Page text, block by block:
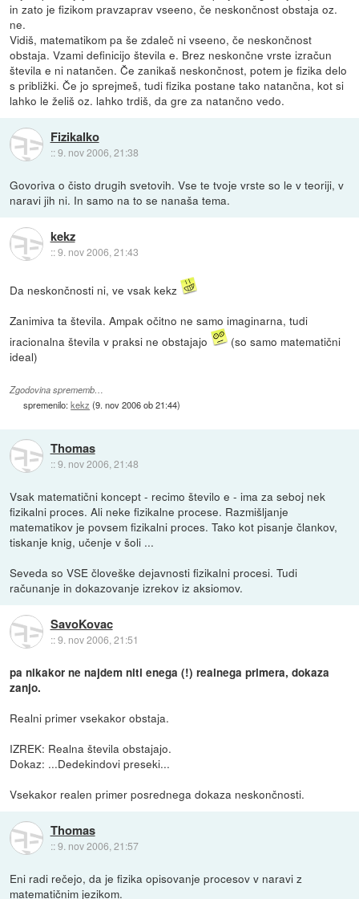
in zato je fizikom pravzaprav vseeno, če neskončnost obstaja oz.
ne.
Vidiš, matematikom pa še zdaleč ni vseeno, če neskončnost
obstaja. Vzami definicijo števila e. Brez neskončne vrste izračun
števila e ni natančen. Če zanikaš neskončnost, potem je fizika delo
s približki. Če jo sprejmeš, tudi fizika postane tako natančna, kot si
lahko le želiš oz. lahko trdiš, da gre za natančno vedo.
Fizikalko
::9. nov 2006, 21:38
Govoriva o čisto drugih svetovih. Vse te tvoje vrste so le v teoriji, v
naravi jih ni. In samo na to se nanaša tema.
kekz
::9. nov 2006, 21:43
Da neskončnosti ni, ve vsak kekz
Zanimiva ta števila. Ampak očitno ne samo imaginarna, tudi
iracionalna števila v praksi ne obstajajo
(so samo matematični
ideal)
Zgodovina sprememb…
spremenilo:kekz (9. nov 2006 ob 21:44)
Thomas
::9. nov 2006, 21:48
Vsak matematični koncept - recimo število e - ima za seboj nek
fizikalni proces. Ali neke fizikalne procese. Razmišljanje
matematikov je povsem fizikalni proces. Tako kot pisanje člankov,
tiskanje knig, učenje v šoli ...
Seveda so VSE človeške dejavnosti fizikalni procesi. Tudi
računanje in dokazovanje izrekov iz aksiomov.
SavoKovac
::9. nov 2006, 21:51
pa nikakor ne najdem niti enega (!) realnega primera, dokaza
zanjo.
Realni primer vsekakor obstaja.
IZREK: Realna števila obstajajo.
Dokaz: ...Dedekindovi preseki...
Vsekakor realen primer posrednega dokaza neskončnosti.
Thomas
::9. nov 2006, 21:57
Eni radi rečejo, da je fizika opisovanje procesov v naravi z
matematičnim jezikom.